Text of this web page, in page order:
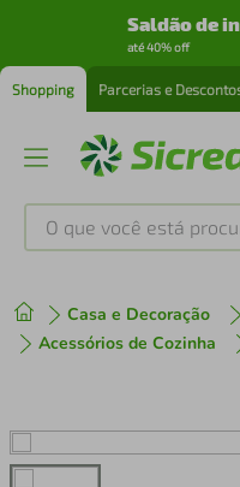
Saldão de
até 40% off
Shopping Parcerias e
O que você está
Casa e Decoração
Acessórios de Cozinha
1º tenis
3º